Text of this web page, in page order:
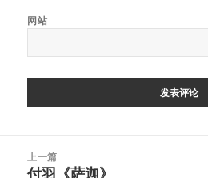
网站
上一篇
上
付羽《萨迦》